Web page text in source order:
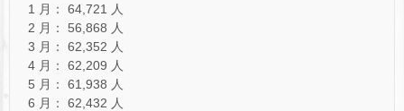
1 月： 64,721 人
2 月： 56,868 人
3 月： 62,352 人
4 月： 62,209 人
5 月： 61,938 人
6 月： 62,432 人